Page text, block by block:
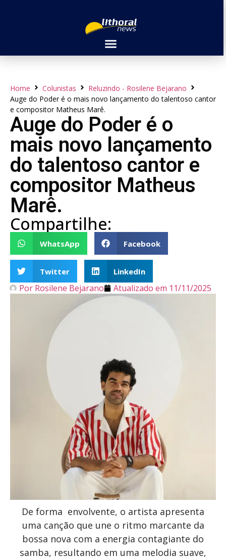
Home Colunistas
Reluzindo - Rosilene Bejarano
Auge do Poder é o mais novo lançamento do talentoso cantor
e compositor Matheus Marê.
Auge do Poder é o
mais novo lançamento
do talentoso cantor e
compositor Matheus
Marê.
Compartilhe:
WhatsApp Facebook
Twitter LinkedIn
Por Rosilene Bejarano Atualizado em 11/11/2025
De forma envolvente, o artista apresenta
uma canção que une o ritmo marcante da
bossa nova com a energia contagiante do
samba, resultando em uma melodia suave,